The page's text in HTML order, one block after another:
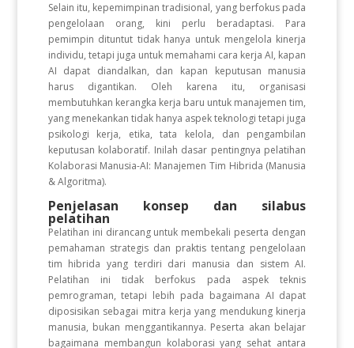
Selain itu, kepemimpinan tradisional, yang berfokus pada
pengelolaan orang, kini perlu beradaptasi. Para
pemimpin dituntut tidak hanya untuk mengelola kinerja
individu, tetapi juga untuk memahami cara kerja AI, kapan
AI dapat diandalkan, dan kapan keputusan manusia
harus digantikan. Oleh karena itu, organisasi
membutuhkan kerangka kerja baru untuk manajemen tim,
yang menekankan tidak hanya aspek teknologi tetapi juga
psikologi kerja, etika, tata kelola, dan pengambilan
keputusan kolaboratif. Inilah dasar pentingnya pelatihan
Kolaborasi Manusia-AI: Manajemen Tim Hibrida (Manusia
& Algoritma).
Penjelasan konsep dan silabus
pelatihan
Pelatihan ini dirancang untuk membekali peserta dengan
pemahaman strategis dan praktis tentang pengelolaan
tim hibrida yang terdiri dari manusia dan sistem AI.
Pelatihan ini tidak berfokus pada aspek teknis
pemrograman, tetapi lebih pada bagaimana AI dapat
diposisikan sebagai mitra kerja yang mendukung kinerja
manusia, bukan menggantikannya. Peserta akan belajar
bagaimana membangun kolaborasi yang sehat antara